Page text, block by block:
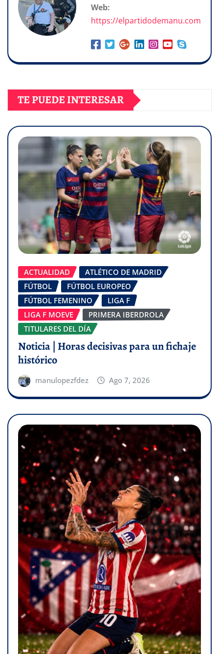
Web:
https://elpartidodemanu.com
TE PUEDE INTERESAR
ACTUALIDAD
ATLÉTICO DE MADRID
FÚTBOL
FÚTBOL EUROPEO
FÚTBOL FEMENINO
LIGA F
LIGA F MOEVE
PRIMERA IBERDROLA
TITULARES DEL DÍA
Noticia | Horas decisivas para un fichaje
histórico
manulopezfdez Ago 7, 2026